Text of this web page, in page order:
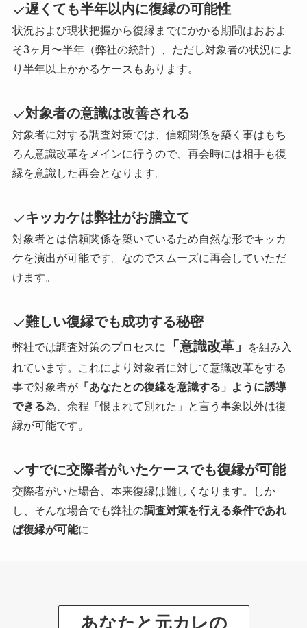
遅くても半年以内に復縁の可能性
状況および現状把握から復縁までにかかる期間はおおよ
そ3ヶ月〜半年（弊社の統計）、ただし対象者の状況によ
り半年以上かかるケースもあります。
対象者の意識は改善される
対象者に対する調査対策では、信頼関係を築く事はもち
ろん意識改革をメインに行うので、再会時には相手も復
縁を意識した再会となります。
キッカケは弊社がお膳立て
対象者とは信頼関係を築いているため自然な形でキッカ
ケを演出が可能です。なのでスムーズに再会していただ
けます。
難しい復縁でも成功する秘密
弊社では調査対策のプロセスに 「意識改革」
を組み入
れています。これにより対象者に対して意識改革をする
事で対象者が「あなたとの復縁を意識する」ように誘導
できる為、余程「恨まれて別れた」と言う事象以外は復
縁が可能です。
すでに交際者がいたケースでも復縁が可能
交際者がいた場合、本来復縁は難しくなります。しか
し、そんな場合でも弊社の調査対策を行える条件であれ
ば復縁が可能に
あなたと元カレの